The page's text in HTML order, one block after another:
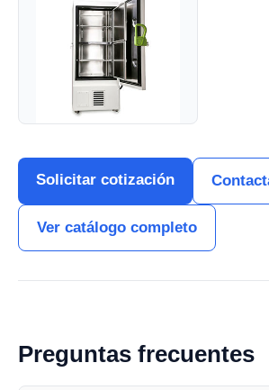
Solicitar cotización
Ver catálogo completo
Preguntas frecuentes